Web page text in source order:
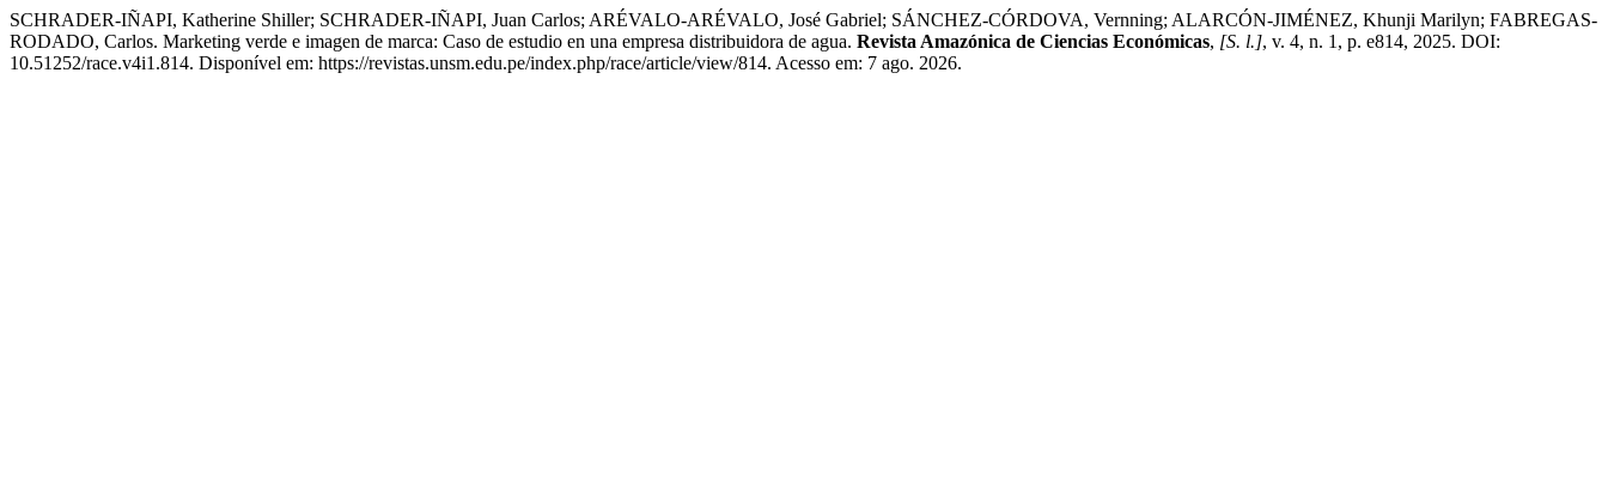
SCHRADER-IÑAPI, Katherine Shiller; SCHRADER-IÑAPI, Juan Carlos; ARÉVALO-ARÉVALO, José Gabriel; SÁNCHEZ-CÓRDOVA, Vernning; ALARCÓN-JIMÉNEZ, Khunji Marilyn; FABREGAS-
RODADO, Carlos. Marketing verde e imagen de marca: Caso de estudio en una empresa distribuidora de agua. Revista Amazónica de Ciencias Económicas, [S. l.], v. 4, n. 1, p. e814, 2025. DOI:
10.51252/race.v4i1.814. Disponível em: https://revistas.unsm.edu.pe/index.php/race/article/view/814. Acesso em: 7 ago. 2026.